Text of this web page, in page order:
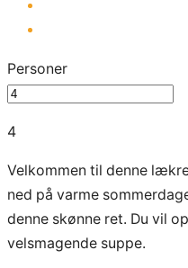
Personer
4
Velkommen til denne
ned på varme
denne skønne ret. Du vil
velsmagende suppe.